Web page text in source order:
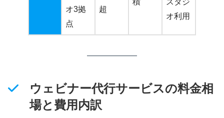
オ3拠
点
超
積
スタジ
オ利用
ウェビナー代行サービスの料金相
場と費用内訳